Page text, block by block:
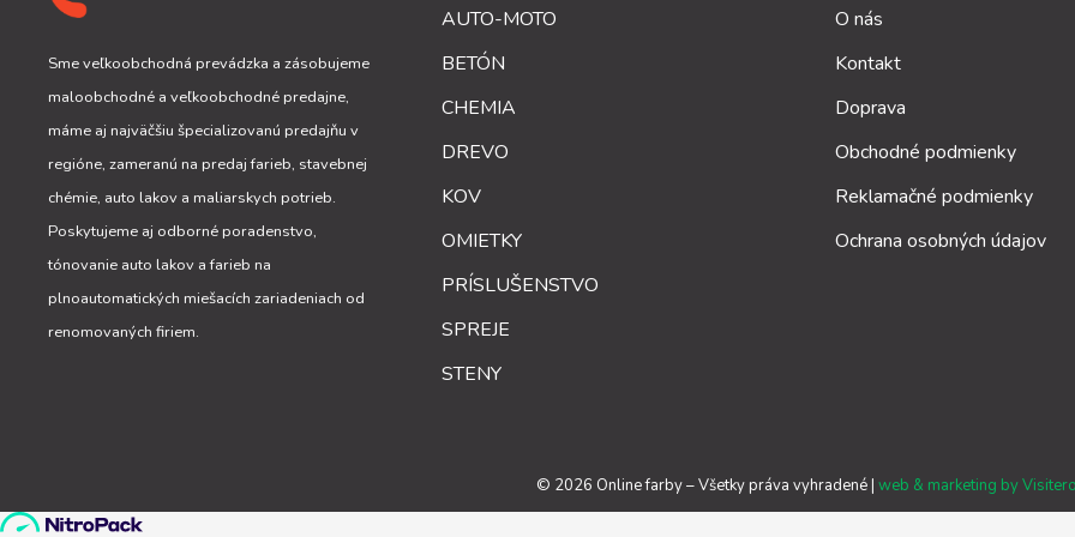
Sme veľkoobchodná prevádzka a zásobujeme
maloobchodné a veľkoobchodné predajne,
máme aj najväčšiu špecializovanú predajňu v
regióne, zameranú na predaj farieb, stavebnej
chémie, auto lakov a maliarskych potrieb.
Poskytujeme aj odborné poradenstvo,
tónovanie auto lakov a farieb na
plnoautomatických miešacích zariadeniach od
renomovaných firiem.
AUTO-MOTO
BETÓN
CHEMIA
DREVO
KOV
OMIETKY
PRÍSLUŠENSTVO
SPREJE
STENY
O nás
Kontakt
Doprava
Obchodné podmienky
Reklamačné podmienky
Ochrana osobných údajov
© 2026 Online farby – Všetky práva vyhradené | web & marketing by